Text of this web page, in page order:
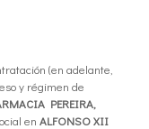
(en adelante,
y régimen de
PEREIRA,
en ALFONSO XII